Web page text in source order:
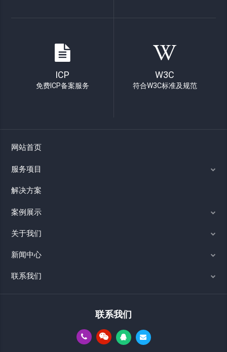
ICP
免费ICP备案服务
W3C
符合W3C标准及规范
网站首页
服务项目
解决方案
案例展示
关于我们
新闻中心
联系我们
联系我们